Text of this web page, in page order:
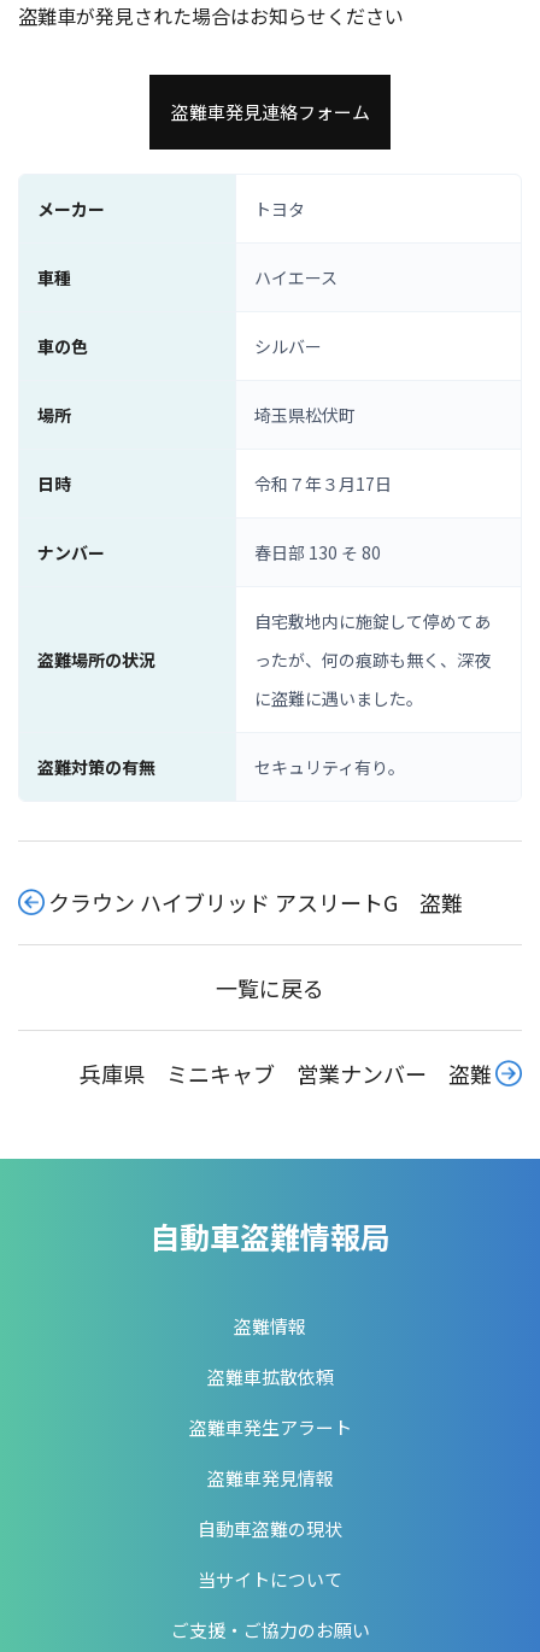
盗難車が発見された場合はお知らせください
盗難車発見連絡フォーム
メーカー トヨタ
車種 ハイエース
車の色 シルバー
場所 埼玉県松伏町
日時 令和７年３月17日
ナンバー 春日部 130 そ 80
盗難場所の状況
自宅敷地内に施錠して停めてあ
ったが、何の痕跡も無く、深夜
に盗難に遇いました。
盗難対策の有無 セキュリティ有り。
クラウン ハイブリッド アスリートG 盗難
一覧に戻る
兵庫県 ミニキャブ 営業ナンバー 盗難
自動車盗難情報局
盗難情報
盗難車拡散依頼
盗難車発生アラート
盗難車発見情報
自動車盗難の現状
当サイトについて
ご支援・ご協力のお願い